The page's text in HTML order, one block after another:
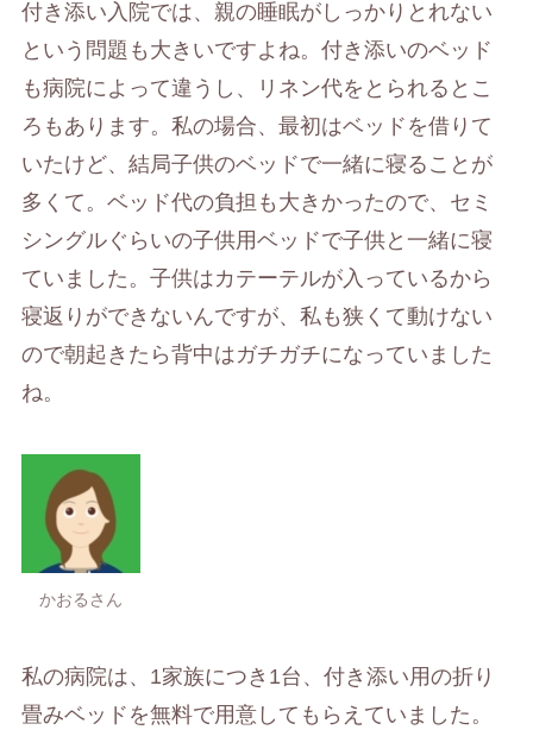
付き添い入院では、親の睡眠がしっかりとれない
という問題も大きいですよね。付き添いのベッド
も病院によって違うし、リネン代をとられるとこ
ろもあります。私の場合、最初はベッドを借りて
いたけど、結局子供のベッドで一緒に寝ることが
多くて。ベッド代の負担も大きかったので、セミ
シングルぐらいの子供用ベッドで子供と一緒に寝
ていました。子供はカテーテルが入っているから
寝返りができないんですが、私も狭くて動けない
ので朝起きたら背中はガチガチになっていました
ね。
かおるさん
私の病院は、1家族につき1台、付き添い用の折り
畳みベッドを無料で用意してもらえていました。